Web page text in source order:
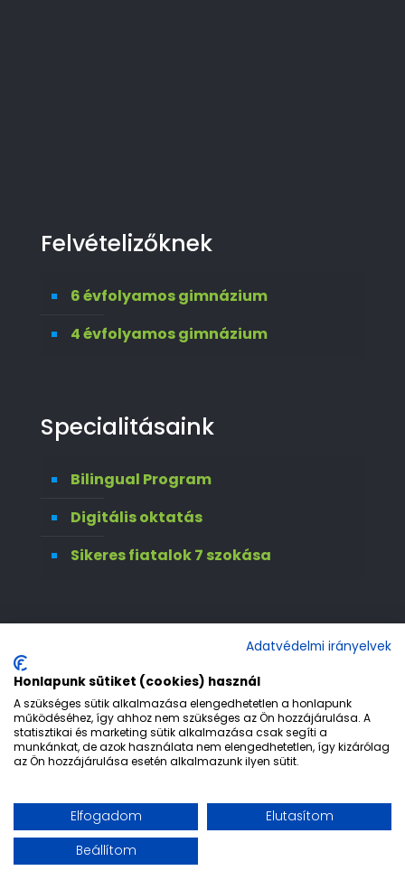
Felvételizőknek
6 évfolyamos gimnázium
4 évfolyamos gimnázium
Specialitásaink
Bilingual Program
Digitális oktatás
Sikeres fiatalok 7 szokása
© 1992-2026 Európa 2000 Gimnázium. All
Rights Reserved.
Etika
Adatvédelem
Jogi nyilatkozat
Impresszum
Adatvédelmi irányelvek
Honlapunk sütiket (cookies) használ
A szükséges sütik alkalmazása elengedhetetlen a honlapunk
működéséhez, így ahhoz nem szükséges az Ön hozzájárulása. A
statisztikai és marketing sütik alkalmazása csak segíti a
munkánkat, de azok használata nem elengedhetetlen, így kizárólag
az Ön hozzájárulása esetén alkalmazunk ilyen sütit.
Elfogadom
Elutasítom
Beállítom